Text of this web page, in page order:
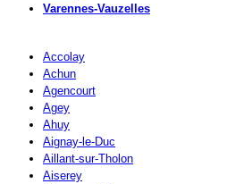
Varennes-Vauzelles
Accolay
Achun
Agencourt
Agey
Ahuy
Aignay-le-Duc
Aillant-sur-Tholon
Aiserey